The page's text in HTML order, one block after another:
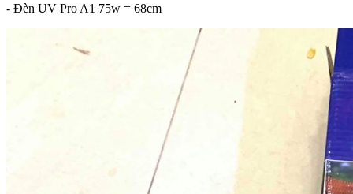
- Đèn UV Pro A1 75w = 68cm